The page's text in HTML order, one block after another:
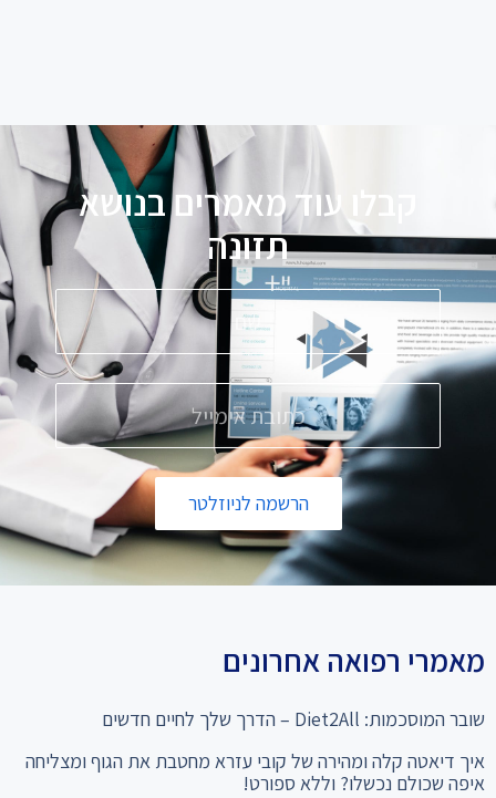
קבלו עוד מאמרים בנושא
תזונה
הרשמה לניוזלטר
מאמרי רפואה אחרונים
שובר המוסכמות: Diet2All – הדרך שלך לחיים חדשים
איך דיאטה קלה ומהירה של קובי עזרא מחטבת את הגוף ומצליחה
איפה שכולם נכשלו? וללא ספורט!